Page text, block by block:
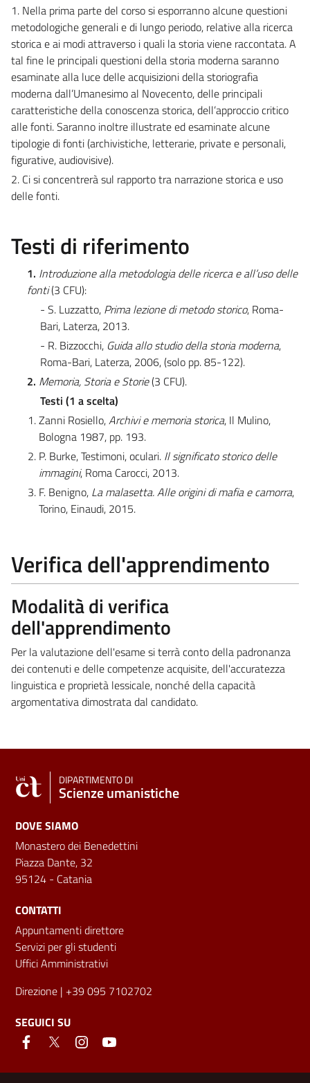
1. Nella prima parte del corso si esporranno alcune questioni
metodologiche generali e di lungo periodo, relative alla ricerca
storica e ai modi attraverso i quali la storia viene raccontata. A
tal fine le principali questioni della storia moderna saranno
esaminate alla luce delle acquisizioni della storiografia
moderna dall’Umanesimo al Novecento, delle principali
caratteristiche della conoscenza storica, dell’approccio critico
alle fonti. Saranno inoltre illustrate ed esaminate alcune
tipologie di fonti (archivistiche, letterarie, private e personali,
figurative, audiovisive).
2. Ci si concentrerà sul rapporto tra narrazione storica e uso
delle fonti.
Testi di riferimento
1. Introduzione alla metodologia delle ricerca e all’uso delle
fonti(3 CFU):
- S. Luzzatto, Prima lezione di metodo storico, Roma-
Bari, Laterza, 2013.
- R. Bizzocchi, Guida allo studio della storia moderna,
Roma-Bari, Laterza, 2006, (solo pp. 85-122).
2. Memoria, Storia e Storie(3 CFU).
Testi (1 a scelta)
Zanni Rosiello,Archivi e memoria storica, Il Mulino,
Bologna 1987, pp. 193.
P. Burke, Testimoni, oculari. Il significato storico delle
immagini, Roma Carocci, 2013.
F. Benigno, La malasetta. Alle origini di mafia e camorra,
Torino, Einaudi, 2015.
Verifica dell'apprendimento
Modalità di verifica
dell'apprendimento
Per la valutazione dell'esame si terrà conto della padronanza
dei contenuti e delle competenze acquisite, dell'accuratezza
linguistica e proprietà lessicale, nonché della capacità
argomentativa dimostrata dal candidato.
DIPARTIMENTO DI
Scienze umanistiche
DOVE SIAMO
Monastero dei Benedettini
Piazza Dante, 32
95124 - Catania
CONTATTI
Appuntamenti direttore
Servizi per gli studenti
Uffici Amministrativi
Direzione | +39 095 7102702
SEGUICI SU